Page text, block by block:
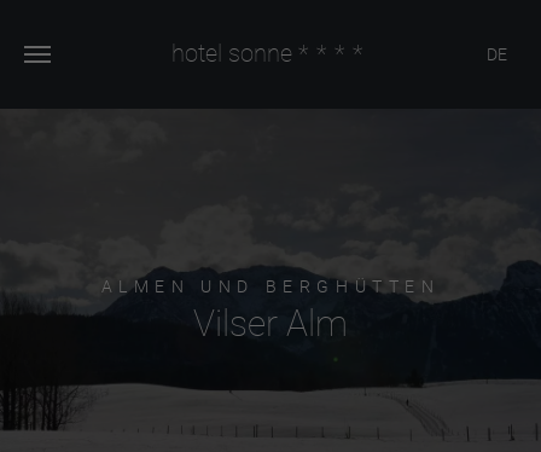
hotel sonne **** DE
ALMEN UND BERGHÜTTEN
Vilser Alm